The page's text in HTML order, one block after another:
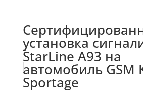
установка
StarLine A93 на
автомобиль GSM
Sportage